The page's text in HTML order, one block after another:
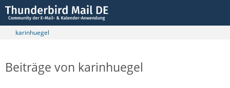
karinhuegel
Beiträge von karinhuegel